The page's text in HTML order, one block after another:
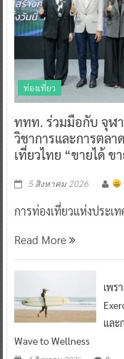
ท่องเที่ยว
ททท. ร่วมมือกับ จุฬ
วิชาการและการตล
เที่ยวไทย “ขายได้ ข
5 สิงหาคม 2026
การท่องเที่ยวแห่งประเท
Read More
เพร
และ
Wave to Wellness